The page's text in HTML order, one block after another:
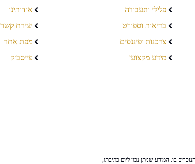
פלילי ותעבורה
בריאות וספורט
צרכנות ופיננסים
מידע מקצועי
אודותינו
יצירת קשר
מפת אתר
פייסבוק
בו. המידע שניתן נכון ליום כתיבתו,